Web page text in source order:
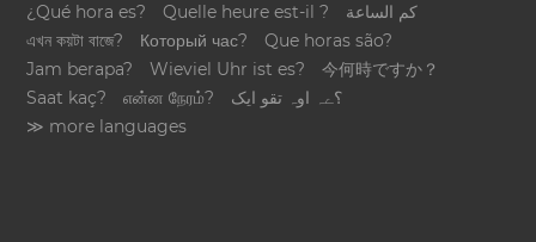
¿Qué hora es?
Quelle heure est-il ?
كم الساعة
এখন কয়টা বাজে?
Который час?
Que horas são?
Jam berapa?
Wieviel Uhr ist es?
今何時ですか？
Saat kaç?
என்ன நேரம்?
؟ےہ اوہ تقو ایک
≫ more languages